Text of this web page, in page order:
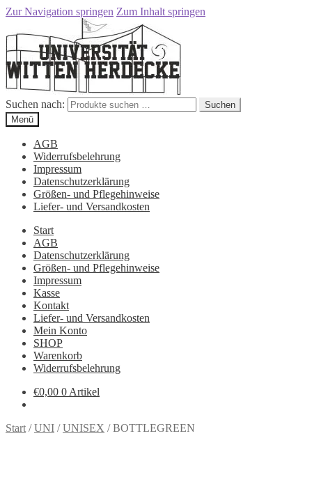
Zur Navigation springen Zum Inhalt springen
Suchen nach:
Suchen
Menü
AGB
Widerrufsbelehrung
Impressum
Datenschutzerklärung
Größen- und Pflegehinweise
Liefer- und Versandkosten
Start
AGB
Datenschutzerklärung
Größen- und Pflegehinweise
Impressum
Kasse
Kontakt
Liefer- und Versandkosten
Mein Konto
SHOP
Warenkorb
Widerrufsbelehrung
€0,00 0 Artikel
Start /UNI /UNISEX /BOTTLEGREEN